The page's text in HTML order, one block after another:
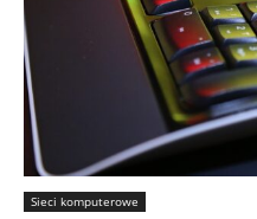
Sieci komputerowe